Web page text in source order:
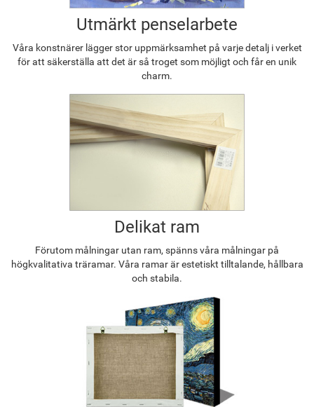
Utmärkt penselarbete
Våra konstnärer lägger stor uppmärksamhet på varje detalj i verket
för att säkerställa att det är så troget som möjligt och får en unik
charm.
Delikat ram
Förutom målningar utan ram, spänns våra målningar på
högkvalitativa träramar. Våra ramar är estetiskt tilltalande, hållbara
och stabila.